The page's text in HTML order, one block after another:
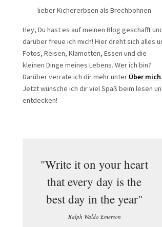
lieber Kichererbsen als Brechbohnen
Hey, Du hast es auf meinen Blog geschafft
darüber freue ich mich! Hier dreht sich alles
Fotos, Reisen, Klamotten, Essen und die
kleinen Dinge meines Lebens. Wer ich bin?
Darüber verrate ich dir mehr unter Über mich.
Jetzt wünsche ich dir viel Spaß beim lesen
entdecken!
"Write it on your heart
that every day is the
best day in the year"
Ralph Waldo Emerson